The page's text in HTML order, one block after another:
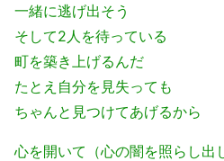
一緒に逃げ出そう
そして2人を待っている
町を築き上げるんだ
たとえ自分を見失っても
ちゃんと見つけてあげるから
心を開いて（心の闇を照らし出